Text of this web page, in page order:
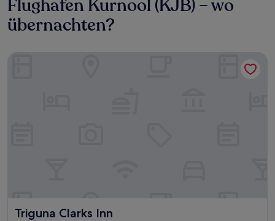
Flughafen Kurnool (KJB) – wo
übernachten?
Triguna Clarks Inn
Triguna Clarks Inn